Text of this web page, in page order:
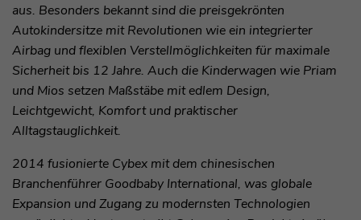
aus. Besonders bekannt sind die preisgekrönten
Autokindersitze mit Revolutionen wie ein integrierter
Airbag und flexiblen Verstellmöglichkeiten für maximale
Sicherheit bis 12 Jahre. Auch die Kinderwagen wie Priam
und Mios setzen Maßstäbe mit edlem Design,
Leichtgewicht, Komfort und praktischer
Alltagstauglichkeit.
2014 fusionierte Cybex mit dem chinesischen
Branchenführer Goodbaby International, was globale
Expansion und Zugang zu modernsten Technologien